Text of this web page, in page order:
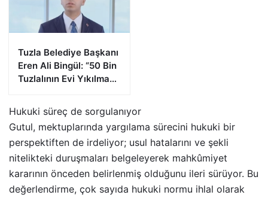
Tuzla Belediye Başkanı
Eren Ali Bingül: “50 Bin
Tuzlalının Evi Yıkılma
Hukuki süreç de sorgulanıyor
Gutul, mektuplarında yargılama sürecini hukuki bir
perspektiften de irdeliyor; usul hatalarını ve şekli
nitelikteki duruşmaları belgeleyerek mahkûmiyet
kararının önceden belirlenmiş olduğunu ileri sürüyor. Bu
değerlendirme, çok sayıda hukuki normu ihlal olarak